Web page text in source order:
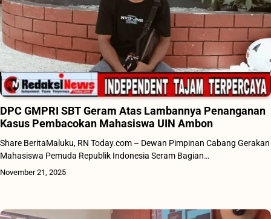
DPC GMPRI SBT Geram Atas Lambannya Penanganan
Kasus Pembacokan Mahasiswa UIN Ambon
Share BeritaMaluku, RN Today.com – Dewan Pimpinan Cabang Gerakan
Mahasiswa Pemuda Republik Indonesia Seram Bagian…
November 21, 2025